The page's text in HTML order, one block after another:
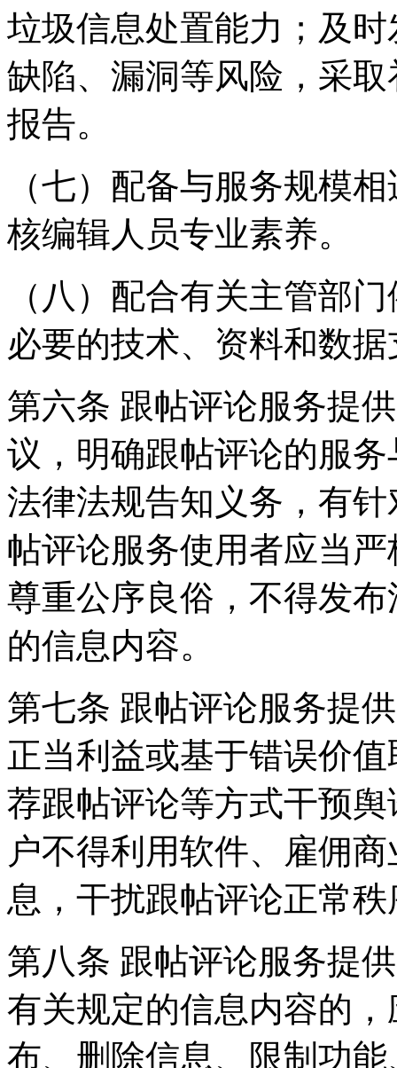
垃圾信息处置能力；及
缺陷、漏洞等风险，采
报告。
（七）配备与服务规模
核编辑人员专业素养。
（八）配合有关主管部
必要的技术、资料和数
第六条 跟帖评论服务提
议，明确跟帖评论的服
法律法规告知义务，有
帖评论服务使用者应当
尊重公序良俗，不得发
的信息内容。
第七条 跟帖评论服务提
正当利益或基于错误价
荐跟帖评论等方式干预
户不得利用软件、雇佣
息，干扰跟帖评论正常
第八条 跟帖评论服务提
有关规定的信息内容的
布、删除信息、限制功